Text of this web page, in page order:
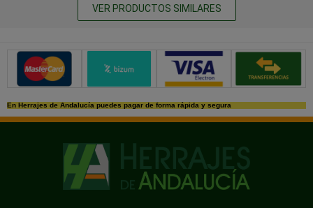
VER PRODUCTOS SIMILARES
Métodos de pago seguros
En Herrajes de Andalucía puedes pagar de forma rápida y segura